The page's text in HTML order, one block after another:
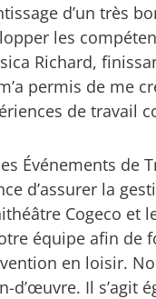
d’un très
les
Richard,
permis de me
de travail
Événements de
d’assurer la
Cogeco et
équipe afin de
en loisir.
Il s’agit